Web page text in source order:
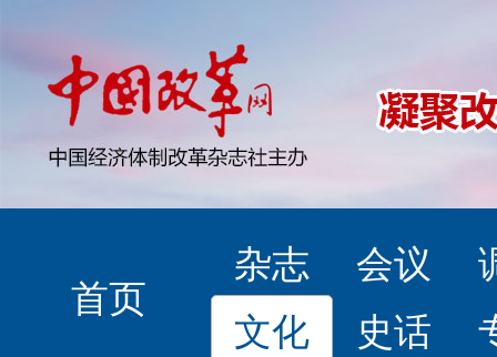
首页
杂志 会议
文化
史话